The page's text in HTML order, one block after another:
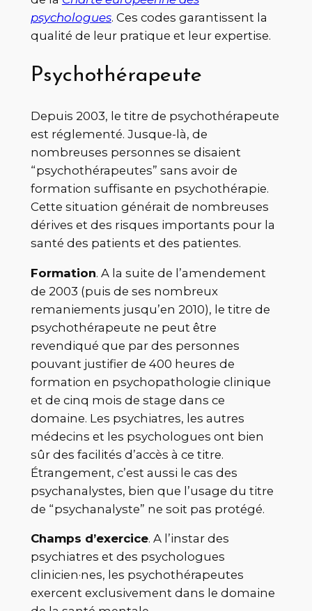
psychologues. Ces codes garantissent la
qualité de leur pratique et leur expertise.
Psychothérapeute
Depuis 2003, le titre de psychothérapeute
est réglementé. Jusque-là, de
nombreuses personnes se disaient
“psychothérapeutes” sans avoir de
formation suffisante en psychothérapie.
Cette situation générait de nombreuses
dérives et des risques importants pour la
santé des patients et des patientes.
Formation. A la suite de l’amendement
de 2003 (puis de ses nombreux
remaniements jusqu’en 2010), le titre de
psychothérapeute ne peut être
revendiqué que par des personnes
pouvant justifier de 400 heures de
formation en psychopathologie clinique
et de cinq mois de stage dans ce
domaine. Les psychiatres, les autres
médecins et les psychologues ont bien
sûr des facilités d’accès à ce titre.
Étrangement, c’est aussi le cas des
psychanalystes, bien que l’usage du titre
de “psychanalyste” ne soit pas protégé.
Champs d’exercice. A l’instar des
psychiatres et des psychologues
clinicien·nes, les psychothérapeutes
exercent exclusivement dans le domaine